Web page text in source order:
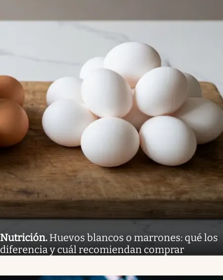
Nutrición. Huevos blancos o marrones: qué los
diferencia y cuál recomiendan comprar